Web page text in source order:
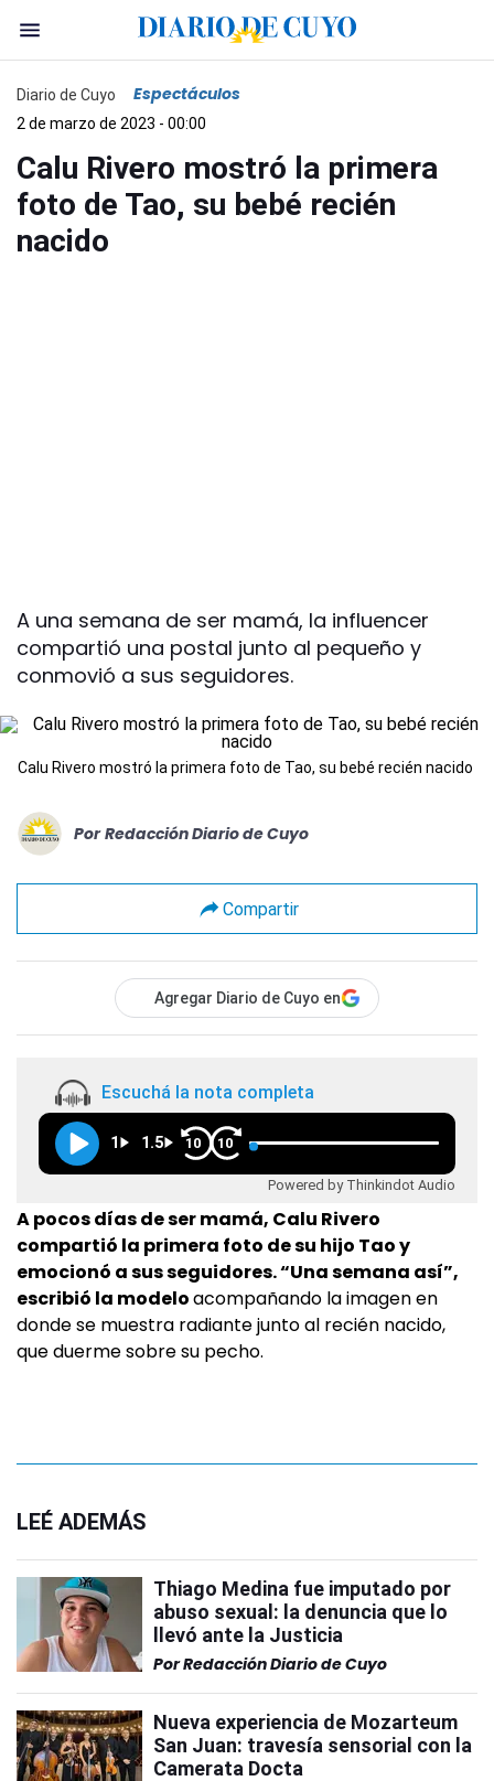
Diario de Cuyo Espectáculos
2 de marzo de 2023 - 00:00
Calu Rivero mostró la primera
foto de Tao, su bebé recién
nacido
A una semana de ser mamá, la influencer
compartió una postal junto al pequeño y
conmovió a sus seguidores.
Calu Rivero mostró la primera foto de Tao, su bebé recién nacido
Por Redacción Diario de Cuyo
Compartir
Agregar Diario de Cuyo en
Escuchá la nota completa
1 1.5 10 10
Powered by Thinkindot Audio
A pocos días de ser mamá, Calu Rivero
compartió la primera foto de su hijo Tao y
emocionó a sus seguidores. “Una semana así”,
escribió la modeloacompañando la imagen en
donde se muestra radiante junto al recién nacido,
que duerme sobre su pecho.
LEÉ ADEMÁS
Thiago Medina fue imputado por
abuso sexual: la denuncia que lo
llevó ante la Justicia
PorRedacción Diario de Cuyo
Nueva experiencia de Mozarteum
San Juan: travesía sensorial con la
Camerata Docta